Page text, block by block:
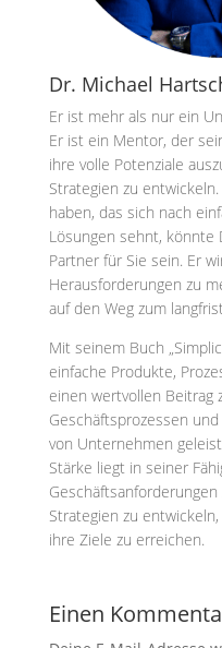
Dr. Michael
Er ist mehr als nur ein
Er ist ein Mentor, der
ihre volle Potenziale
Strategien zu
haben, das sich nach
Lösungen sehnt, könnte
Partner für Sie sein. Er
Herausforderungen zu
auf den Weg zum
Mit seinem Buch
einfache Produkte,
einen wertvollen Beitrag
Geschäftsprozessen
von Unternehmen
Stärke liegt in seiner
Strategien zu
ihre Ziele zu erreichen.
Einen